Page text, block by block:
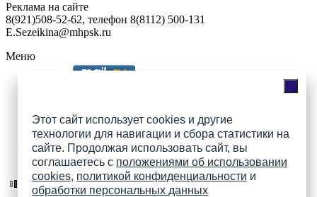
Этот сайт использует cookies и другие
технологии для навигации и сбора статистики на
сайте. Продолжая использовать сайт, вы
соглашаетесь с положениями об использовании
cookies, политикой конфиденциальности и
обработки персональных данных
Реклама на сайте
8(921)508-52-62, телефон 8(8112) 500-131
E.Sezeikina@mhpsk.ru
Меню
Подпишись на группы
ПАИ в соцсетях!